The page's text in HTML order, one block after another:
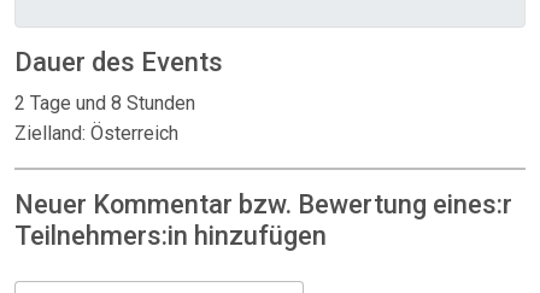
Dauer des Events
2 Tage und 8 Stunden
Zielland: Österreich
Neuer Kommentar bzw. Bewertung eines:r
Teilnehmers:in hinzufügen